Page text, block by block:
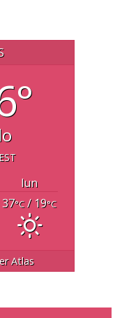
lun
37°C/ 19°C
Atlas